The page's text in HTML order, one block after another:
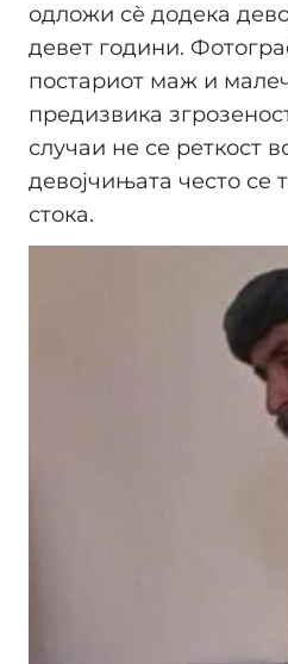
одложи сè додека
девет години.
постариот маж и
предизвика
случаи не се реткост
девојчињата често се
стока.